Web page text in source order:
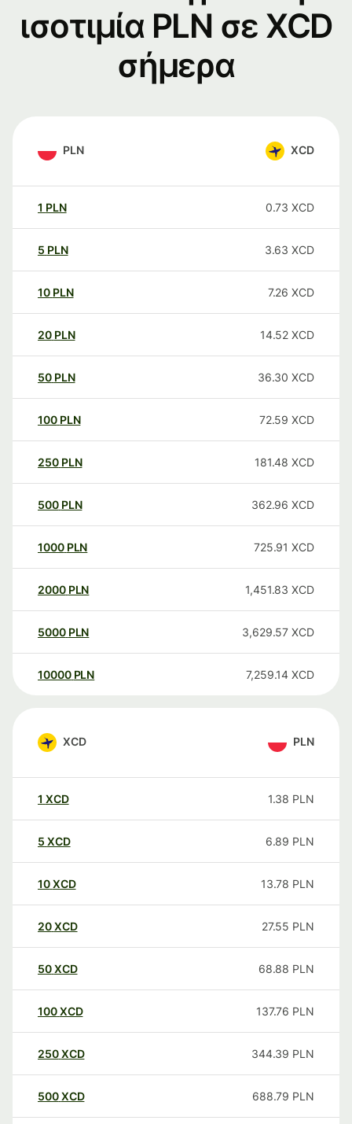
ισοτιμία PLN σε XCD
σήμερα
PLN XCD
1 PLN 0.73 XCD
5 PLN 3.63 XCD
10 PLN 7.26 XCD
20 PLN 14.52 XCD
50 PLN 36.30 XCD
100 PLN 72.59 XCD
250 PLN 181.48 XCD
500 PLN 362.96 XCD
1000 PLN 725.91 XCD
2000 PLN 1,451.83 XCD
5000 PLN 3,629.57 XCD
10000 PLN 7,259.14 XCD
XCD PLN
1 XCD 1.38 PLN
5 XCD 6.89 PLN
10XCD 13.78 PLN
20XCD 27.55 PLN
50XCD 68.88 PLN
100XCD 137.76 PLN
250XCD 344.39 PLN
500XCD 688.79 PLN